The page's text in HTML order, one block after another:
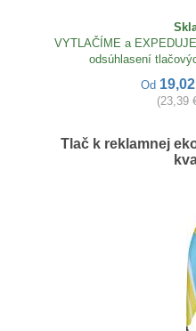
VYTLAČÍME a
odsúhlasení
Od
(23,39
Tlač k reklamnej